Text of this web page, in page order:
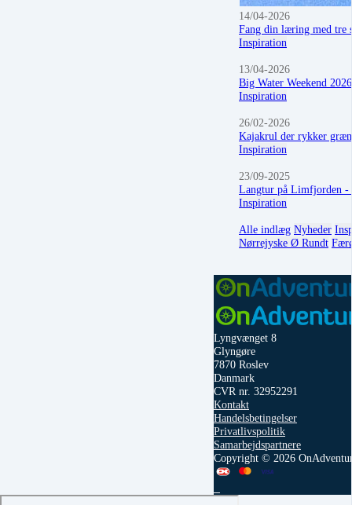
14/04-2026
Fang din læring med tre
Inspiration
13/04-2026
Big Water Weekend 2026
Inspiration
26/02-2026
Kajakrul der rykker
Inspiration
23/09-2025
Langtur på Limfjorden -
Inspiration
Alle indlæg Nyheder
Nørrejyske Ø Rundt
Lyngvænget 8
Glyngøre
7870 Roslev
Danmark
CVR nr. 32952291
Kontakt
Handelsbetingelser
Privatlivspolitik
Samarbejdspartnere
Copyright © 2026